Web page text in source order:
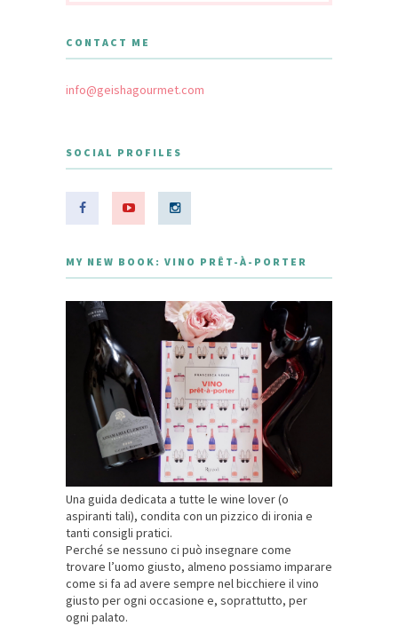
CONTACT ME
info@geishagourmet.com
SOCIAL PROFILES
MY NEW BOOK: VINO PRÊT-À-PORTER
Una guida dedicata a tutte le wine lover (o
aspiranti tali), condita con un pizzico di ironia e
tanti consigli pratici.
Perché se nessuno ci può insegnare come
trovare l’uomo giusto, almeno possiamo imparare
come si fa ad avere sempre nel bicchiere il vino
giusto per ogni occasione e, soprattutto, per
ogni palato.